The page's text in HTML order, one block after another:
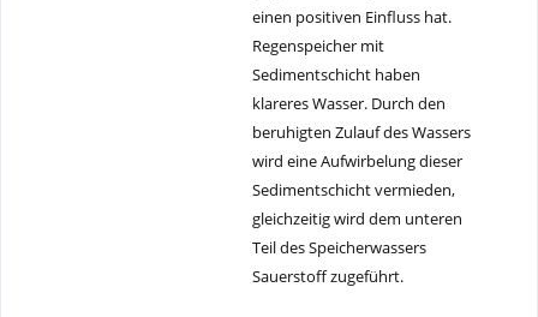
einen positiven Einfluss hat.
Regenspeicher mit
Sedimentschicht haben
klareres Wasser. Durch den
beruhigten Zulauf des Wassers
wird eine Aufwirbelung dieser
Sedimentschicht vermieden,
gleichzeitig wird dem unteren
Teil des Speicherwassers
Sauerstoff zugeführt.